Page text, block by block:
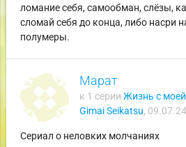
ломание себя, самообман, слёзы,
сломай себя до конца, либо насри
полумеры.
Марат
к 1 серии Жизнь с
Gimai Seikatsu,
Сериал о неловких молчаниях